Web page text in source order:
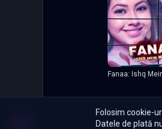
Folosim cookie-
Datele de plată
Fanaa: Ishq